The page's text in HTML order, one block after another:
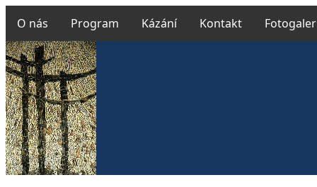
O nás Program Kázání Kontakt